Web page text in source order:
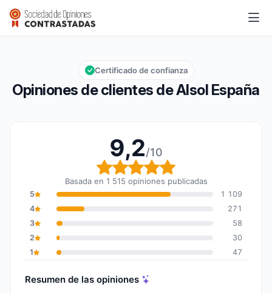
Alsol España
Calificación global: 9,2 de 10
9,2/10
Opiniones de clientes de Alsol España
Certificado de confianza
9,2/10
Calificación global: 9,2
Basada en 1 515 opiniones publicadas
5
1 109
4
271
3
58
2
30
1
47
Resumen de las opiniones